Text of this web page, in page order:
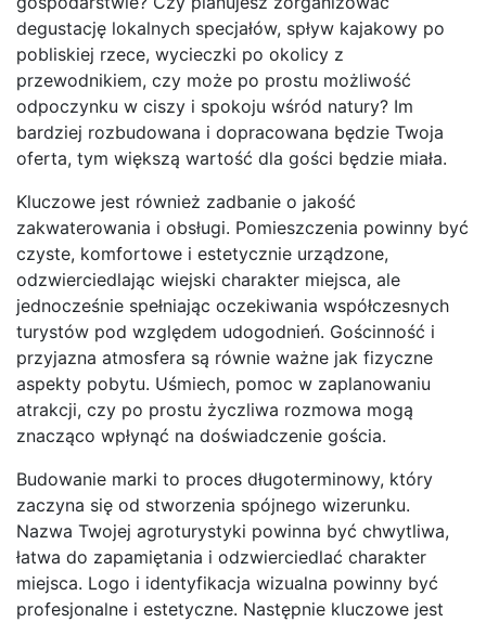
degustację lokalnych specjałów, spływ kajakowy po
pobliskiej rzece, wycieczki po okolicy z
przewodnikiem, czy może po prostu możliwość
odpoczynku w ciszy i spokoju wśród natury? Im
bardziej rozbudowana i dopracowana będzie Twoja
oferta, tym większą wartość dla gości będzie miała.
Kluczowe jest również zadbanie o jakość
zakwaterowania i obsługi. Pomieszczenia powinny być
czyste, komfortowe i estetycznie urządzone,
odzwierciedlając wiejski charakter miejsca, ale
jednocześnie spełniając oczekiwania współczesnych
turystów pod względem udogodnień. Gościnność i
przyjazna atmosfera są równie ważne jak fizyczne
aspekty pobytu. Uśmiech, pomoc w zaplanowaniu
atrakcji, czy po prostu życzliwa rozmowa mogą
znacząco wpłynąć na doświadczenie gościa.
Budowanie marki to proces długoterminowy, który
zaczyna się od stworzenia spójnego wizerunku.
Nazwa Twojej agroturystyki powinna być chwytliwa,
łatwa do zapamiętania i odzwierciedlać charakter
miejsca. Logo i identyfikacja wizualna powinny być
profesjonalne i estetyczne. Następnie kluczowe jest